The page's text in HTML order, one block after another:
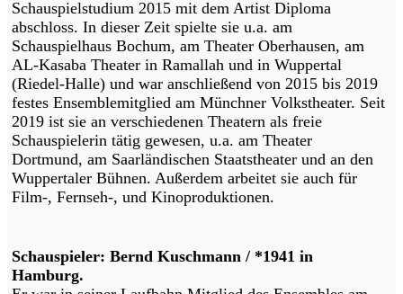
Schauspielstudium 2015 mit dem Artist Diploma
abschloss. In dieser Zeit spielte sie u.a. am
Schauspielhaus Bochum, am Theater Oberhausen, am
AL-Kasaba Theater in Ramallah und in Wuppertal
(Riedel-Halle) und war anschließend von 2015 bis 2019
festes Ensemblemitglied am Münchner Volkstheater. Seit
2019 ist sie an verschiedenen Theatern als freie
Schauspielerin tätig gewesen, u.a. am Theater
Dortmund, am Saarländischen Staatstheater und an den
Wuppertaler Bühnen. Außerdem arbeitet sie auch für
Film-, Fernseh-, und Kinoproduktionen.
Schauspieler: Bernd Kuschmann / *1941 in
Hamburg.